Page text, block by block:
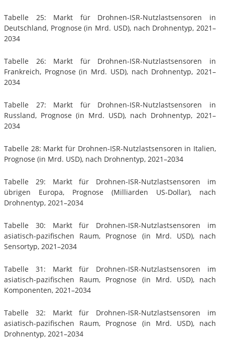
Tabelle 25: Markt für Drohnen-ISR-Nutzlastsensoren in
Deutschland, Prognose (in Mrd. USD), nach Drohnentyp, 2021–
2034
Tabelle 26: Markt für Drohnen-ISR-Nutzlastsensoren in
Frankreich, Prognose (in Mrd. USD), nach Drohnentyp, 2021–
2034
Tabelle 27: Markt für Drohnen-ISR-Nutzlastsensoren in
Russland, Prognose (in Mrd. USD), nach Drohnentyp, 2021–
2034
Tabelle 28: Markt für Drohnen-ISR-Nutzlastsensoren in Italien,
Prognose (in Mrd. USD), nach Drohnentyp, 2021–2034
Tabelle 29: Markt für Drohnen-ISR-Nutzlastsensoren im
übrigen Europa, Prognose (Milliarden US-Dollar), nach
Drohnentyp, 2021–2034
Tabelle 30: Markt für Drohnen-ISR-Nutzlastsensoren im
asiatisch-pazifischen Raum, Prognose (in Mrd. USD), nach
Sensortyp, 2021–2034
Tabelle 31: Markt für Drohnen-ISR-Nutzlastsensoren im
asiatisch-pazifischen Raum, Prognose (in Mrd. USD), nach
Komponenten, 2021–2034
Tabelle 32: Markt für Drohnen-ISR-Nutzlastsensoren im
asiatisch-pazifischen Raum, Prognose (in Mrd. USD), nach
Drohnentyp, 2021–2034